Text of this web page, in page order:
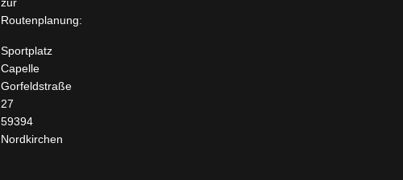
Routenplanung:
Sportplatz
Capelle
Gorfeldstraße
27
59394
Nordkirchen